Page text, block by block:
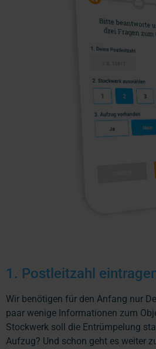
1. Postleitzahl
Wir benötigen für den Anfang nur
paar wenige Informationen zum
Stockwerk soll die Entrümpelung
Aufzug? Und schon geht es weiter